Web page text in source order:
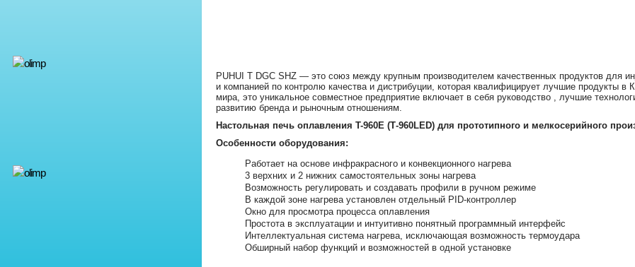
PUHUI T DGC SHZ — это союз между крупным производителем качественных продуктов для
и компанией по контролю качества и дистрибуции, которая квалифицирует лучшие продукты
мира, это уникальное совместное предприятие включает в себя руководство , лучшие
развитию бренда и рыночным отношениям.
Настольная печь оплавления T-960E (Т-960LED) для прототипного и мелкосерийного
Особенности оборудования:
Работает на основе инфракрасного и конвекционного нагрева
3 верхних и 2 нижних самостоятельных зоны нагрева
Возможность регулировать и создавать профили в ручном режиме
В каждой зоне нагрева установлен отдельный PID-контроллер
Окно для просмотра процесса оплавления
Простота в эксплуатации и интуитивно понятный программный интерфейс
Интеллектуальная система нагрева, исключающая возможность термоудара
Обширный набор функций и возможностей в одной установке